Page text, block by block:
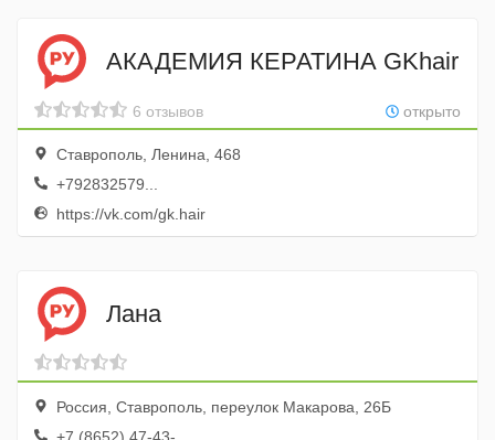
АКАДЕМИЯ КЕРАТИНА GKhair
открыто
6 отзывов
Ставрополь, Ленина, 468
+792832579...
https://vk.com/gk.hair
Лана
Россия, Ставрополь, переулок Макарова, 26Б